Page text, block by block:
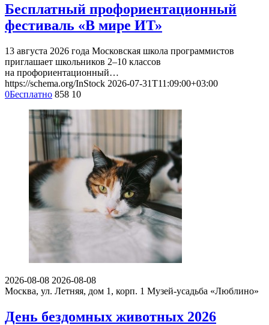
Бесплатный профориентационный
фестиваль «В мире ИТ»
13 августа 2026 года Московская школа программистов
приглашает школьников 2–10 классов
на профориентационный…
https://schema.org/InStock 2026-07-31T11:09:00+03:00
0Бесплатно 858 10
2026-08-08 2026-08-08
Москва, ул. Летняя, дом 1, корп. 1 Музей-усадьба «Люблино»
День бездомных животных 2026